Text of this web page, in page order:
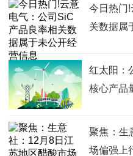
今日热门
关数据属
红太阳：
核心产品
聚焦：生
场偏强上